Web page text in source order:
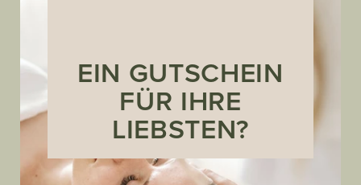
EIN GUTSCHEIN
FÜR IHRE
LIEBSTEN?